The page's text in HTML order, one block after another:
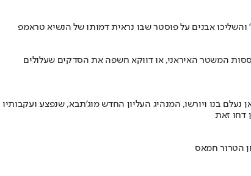
אבנים על פוסטר שבו נראית דמותו של הנשיא טראמפ
המשטר האיראני, או דווקא חשפה את הסדקים שעלולים
בנו ויורשו, המנהיג העליון החדש מוג'תבא, שנפצע ועקבותיו
דחו זאת
הטרור חמאס